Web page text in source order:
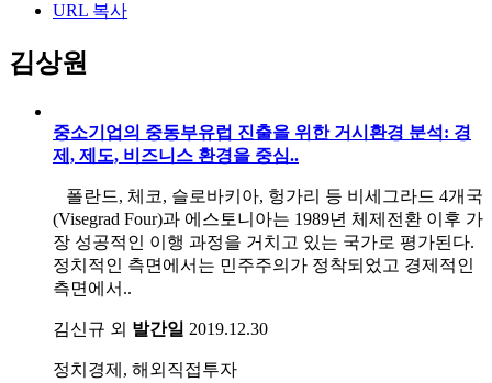
URL 복사
김상원
중소기업의 중동부유럽 진출을 위한 거시환경 분석: 경
제, 제도, 비즈니스 환경을 중심..
폴란드, 체코, 슬로바키아, 헝가리 등 비세그라드 4개국
(Visegrad Four)과 에스토니아는 1989년 체제전환 이후 가
장 성공적인 이행 과정을 거치고 있는 국가로 평가된다.
정치적인 측면에서는 민주주의가 정착되었고 경제적인
측면에서..
김신규 외 발간일 2019.12.30
정치경제, 해외직접투자